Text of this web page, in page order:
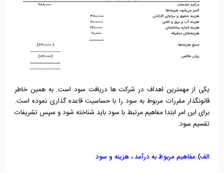
یکی از مهمترین اهداف در شرکت ها دریافت سود است. به همین خاطر
قانونگذار مقررات مربوط به سود را با حساسیت قاعده گذاری نموده است.
برای این امر ابتدا مفاهیم مرتبط با سود باید شناخته شود و سپس تشریفات
تقسیم سود.
الف) مفاهیم مربوط به درآمد ، هزینه و سود